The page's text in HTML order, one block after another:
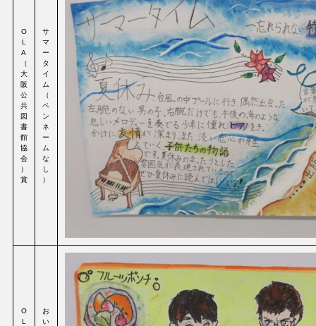
O
L
A
（
大
阪
公
共
図
書
館
協
会
）
賞
サ
マ
ー
タ
イ
ム
（
ペ
ン
ネ
ー
ム
な
し
）
O
L
お
い